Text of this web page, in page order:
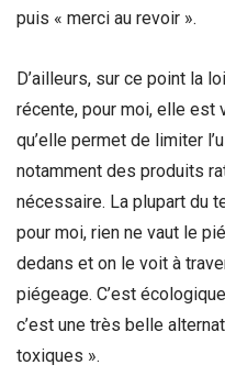
puis « merci au revoir ».
D’ailleurs, sur ce point la
récente, pour moi, elle est
qu’elle permet de limiter
notamment des produits
nécessaire. La plupart du
pour moi, rien ne vaut le
dedans et on le voit à
piégeage. C’est
c’est une très belle
toxiques ».